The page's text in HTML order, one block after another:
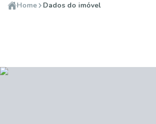
Home Dados do imóvel